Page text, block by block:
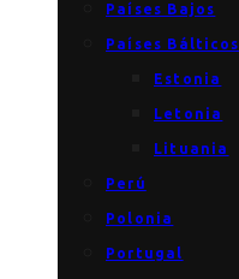
Países Bajos
Países Bálticos
Estonia
Letonia
Lituania
Perú
Polonia
Portugal